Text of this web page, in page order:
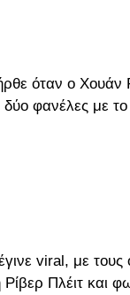
όταν ο
φανέλες με
viral, με
Πλέιτ και